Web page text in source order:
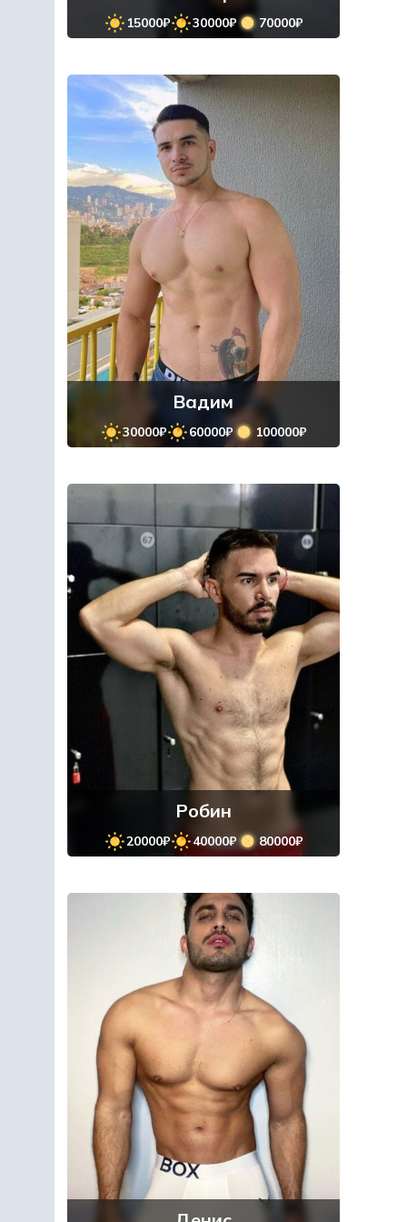
15000₽ 30000₽ 70000₽
Вадим
30000₽ 60000₽ 100000₽
Робин
20000₽ 40000₽ 80000₽